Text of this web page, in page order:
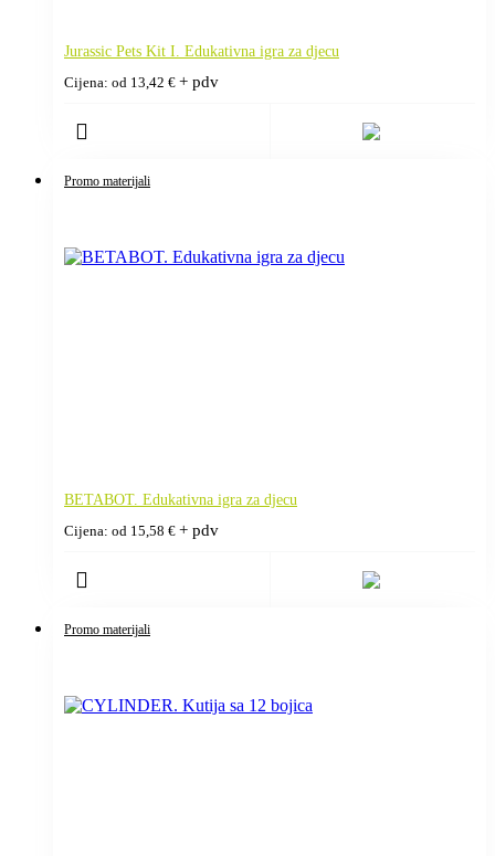
Jurassic Pets Kit I. Edukativna igra za djecu
Cijena: od 13,42 € + pdv
Promo materijali
BETABOT. Edukativna igra za djecu
Cijena: od 15,58 € + pdv
Promo materijali